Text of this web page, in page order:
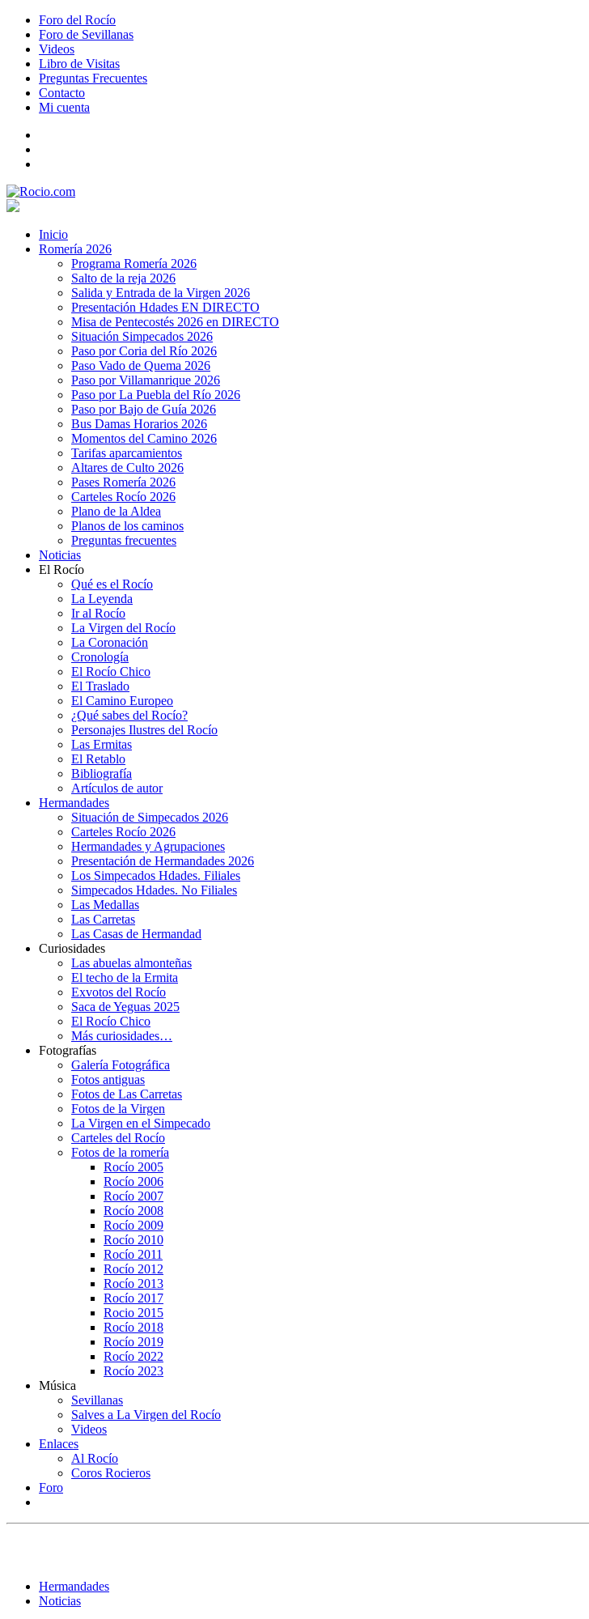
Foro del Rocío
Foro de Sevillanas
Videos
Libro de Visitas
Preguntas Frecuentes
Contacto
Mi cuenta
Inicio
Romería 2026
Programa Romería 2026
Salto de la reja 2026
Salida y Entrada de la Virgen 2026
Presentación Hdades EN DIRECTO
Misa de Pentecostés 2026 en DIRECTO
Situación Simpecados 2026
Paso por Coria del Río 2026
Paso Vado de Quema 2026
Paso por Villamanrique 2026
Paso por La Puebla del Río 2026
Paso por Bajo de Guía 2026
Bus Damas Horarios 2026
Momentos del Camino 2026
Tarifas aparcamientos
Altares de Culto 2026
Pases Romería 2026
Carteles Rocío 2026
Plano de la Aldea
Planos de los caminos
Preguntas frecuentes
Noticias
El Rocío
Qué es el Rocío
La Leyenda
Ir al Rocío
La Virgen del Rocío
La Coronación
Cronología
El Rocío Chico
El Traslado
El Camino Europeo
¿Qué sabes del Rocío?
Personajes Ilustres del Rocío
Las Ermitas
El Retablo
Bibliografía
Artículos de autor
Hermandades
Situación de Simpecados 2026
Carteles Rocío 2026
Hermandades y Agrupaciones
Presentación de Hermandades 2026
Los Simpecados Hdades. Filiales
Simpecados Hdades. No Filiales
Las Medallas
Las Carretas
Las Casas de Hermandad
Curiosidades
Las abuelas almonteñas
El techo de la Ermita
Exvotos del Rocío
Saca de Yeguas 2025
El Rocío Chico
Más curiosidades…
Fotografías
Galería Fotográfica
Fotos antiguas
Fotos de Las Carretas
Fotos de la Virgen
La Virgen en el Simpecado
Carteles del Rocío
Fotos de la romería
Rocío 2005
Rocío 2006
Rocío 2007
Rocío 2008
Rocío 2009
Rocío 2010
Rocío 2011
Rocío 2012
Rocío 2013
Rocío 2017
Rocio 2015
Rocío 2018
Rocío 2019
Rocío 2022
Rocío 2023
Música
Sevillanas
Salves a La Virgen del Rocío
Videos
Enlaces
Al Rocío
Coros Rocieros
Foro
Hermandades
Noticias